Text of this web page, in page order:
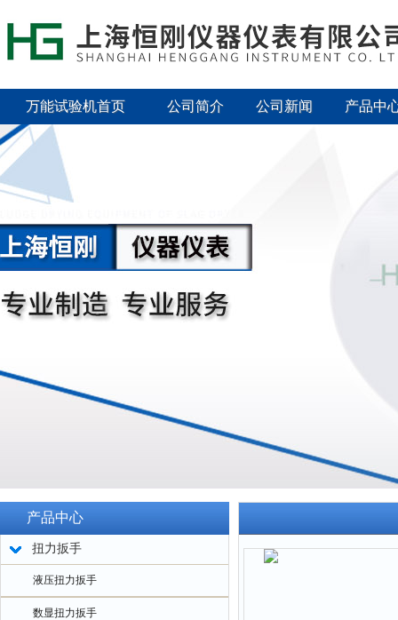
万能试验机首页 公司简介 公司新闻 产品中
产品中心
扭力扳手
液压扭力扳手
数显扭力扳手